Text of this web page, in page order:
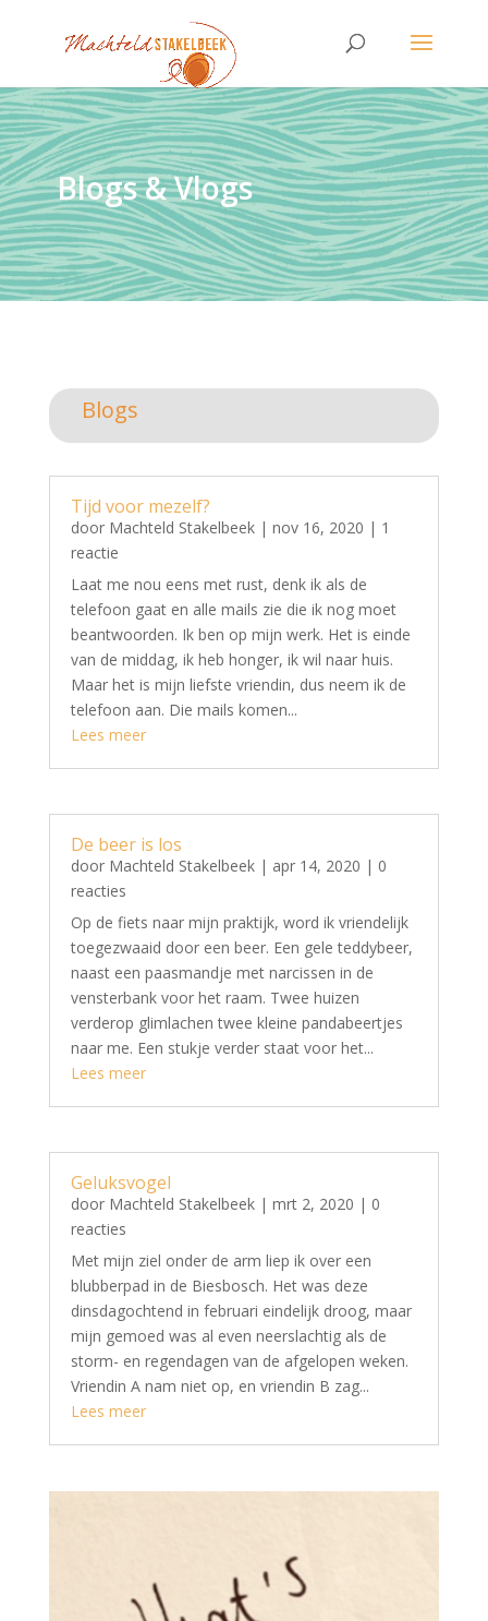
Blogs & Vlogs
Blogs
Tijd voor mezelf?
door Machteld Stakelbeek| nov 16, 2020 | 1
reactie
Laat me nou eens met rust, denk ik als de
telefoon gaat en alle mails zie die ik nog moet
beantwoorden. Ik ben op mijn werk. Het is einde
van de middag, ik heb honger, ik wil naar huis.
Maar het is mijn liefste vriendin, dus neem ik de
telefoon aan. Die mails komen...
Lees meer
De beer is los
door Machteld Stakelbeek| apr 14, 2020 | 0
reacties
Op de fiets naar mijn praktijk, word ik vriendelijk
toegezwaaid door een beer. Een gele teddybeer,
naast een paasmandje met narcissen in de
vensterbank voor het raam. Twee huizen
verderop glimlachen twee kleine pandabeertjes
naar me. Een stukje verder staat voor het...
Lees meer
Geluksvogel
door Machteld Stakelbeek| mrt 2, 2020 | 0
reacties
Met mijn ziel onder de arm liep ik over een
blubberpad in de Biesbosch. Het was deze
dinsdagochtend in februari eindelijk droog, maar
mijn gemoed was al even neerslachtig als de
storm- en regendagen van de afgelopen weken.
Vriendin A nam niet op, en vriendin B zag...
Lees meer